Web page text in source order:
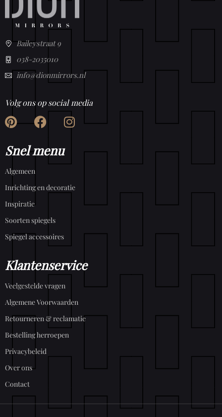
Baileystraat 9
038-2035010
info@dionmirrors.nl
Volg ons op social media
Snel menu
Algemeen
Inrichting en decoratie
Inspiratie
Soorten spiegels
Spiegel accessoires
Klantenservice
Veelgestelde vragen
Algemene Voorwaarden
Retourneren & reclamatie
Bestelling herroepen
Privacybeleid
Over ons
Contact